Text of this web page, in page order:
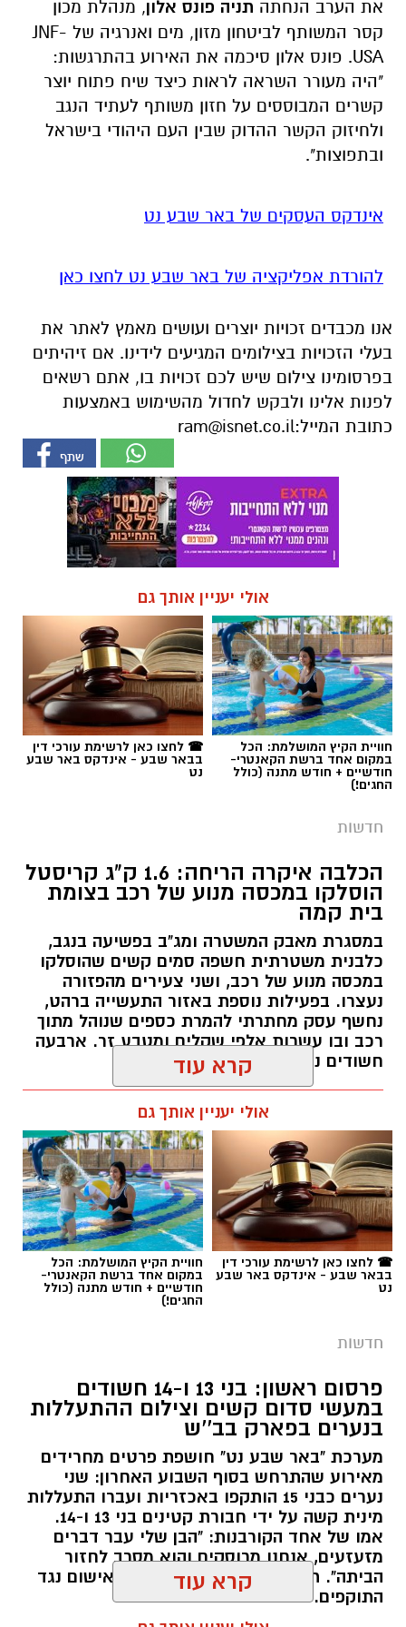
את הערב הנחתה תניה פונס אלון, מנהלת מכון
קסר המשותף לביטחון מזון, מים ואנרגיה של JNF-
USA. פונס אלון סיכמה את האירוע בהתרגשות:
"היה מעורר השראה לראות כיצד שיח פתוח יוצר
קשרים המבוססים על חזון משותף לעתיד הנגב
ולחיזוק הקשר ההדוק שבין העם היהודי בישראל
ובתפוצות".
אינדקס העסקים של באר שבע נט
להורדת אפליקציה של באר שבע נט לחצו כאן
אנו מכבדים זכויות יוצרים ועושים מאמץ לאתר את
בעלי הזכויות בצילומים המגיעים לידינו. אם זיהיתים
בפרסומינו צילום שיש לכם זכויות בו, אתם רשאים
לפנות אלינו ולבקש לחדול מהשימוש באמצעות
כתובת המייל:ram@isnet.co.il
אולי יעניין אותך גם
חוויית הקיץ המושלמת: הכל
במקום אחד ברשת הקאנטרי-
חודשיים + חודש מתנה (כולל
החגים!)
☎ לחצו כאן לרשימת עורכי דין
בבאר שבע - אינדקס באר שבע
נט
חדשות
הכלבה איקרה הריחה: 1.6 ק"ג קריסטל
הוסלקו במכסה מנוע של רכב בצומת
בית קמה
במסגרת מאבק המשטרה ומג"ב בפשיעה בנגב,
כלבנית משטרתית חשפה סמים קשים שהוסלקו
במכסה מנוע של רכב, ושני צעירים מהפזורה
נעצרו. בפעילות נוספת באזור התעשייה ברהט,
נחשף עסק מחתרתי להמרת כספים שנוהל מתוך
רכב ובו עשרות אלפי שקלים ומטבע זר. ארבעה
חשודים נעצרו בסך הכל.
תגים:משטרה
קרדיט: משטרת ישראל
שוטרי המחוז הדרומי ולוחמי המשמר הלאומי של
מג"ב ממשיכים להנחית מכות על תשתיות
הפשיעה בנגב, עם שתי תפיסות משמעותיות
ביממות האחרונות. במסגרת פעילות סמויה
קרא עוד
אולי יעניין אותך גם
☎ לחצו כאן לרשימת עורכי דין
בבאר שבע - אינדקס באר שבע
נט
חוויית הקיץ המושלמת: הכל
במקום אחד ברשת הקאנטרי-
חודשיים + חודש מתנה (כולל
החגים!)
חדשות
פרסום ראשון: בני 13 ו-14 חשודים
במעשי סדום קשים וצילום ההתעללות
בנערים בפארק בב''ש
מערכת "באר שבע נט" חושפת פרטים מחרידים
מאירוע שהתרחש בסוף השבוע האחרון: שני
נערים כבני 15 הותקפו באכזריות ועברו התעללות
מינית קשה על ידי חבורת קטינים בני 13 ו-14.
אמו של אחד הקורבנות: "הבן שלי עבר דברים
מזעזעים, אנחנו מרוסקים והוא מסרב לחזור
הביתה". תוך ימים ספורים: צפוי כתב אישום נגד
התוקפים.
קרא עוד